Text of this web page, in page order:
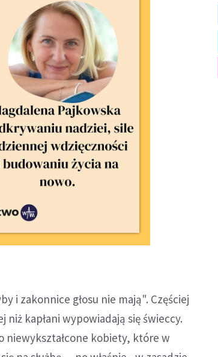
i zakonnice głosu nie mają". Częściej
kapłani wypowiadają się świeccy.
niewykształcone kobiety, które w